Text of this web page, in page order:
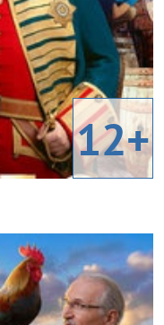
12+